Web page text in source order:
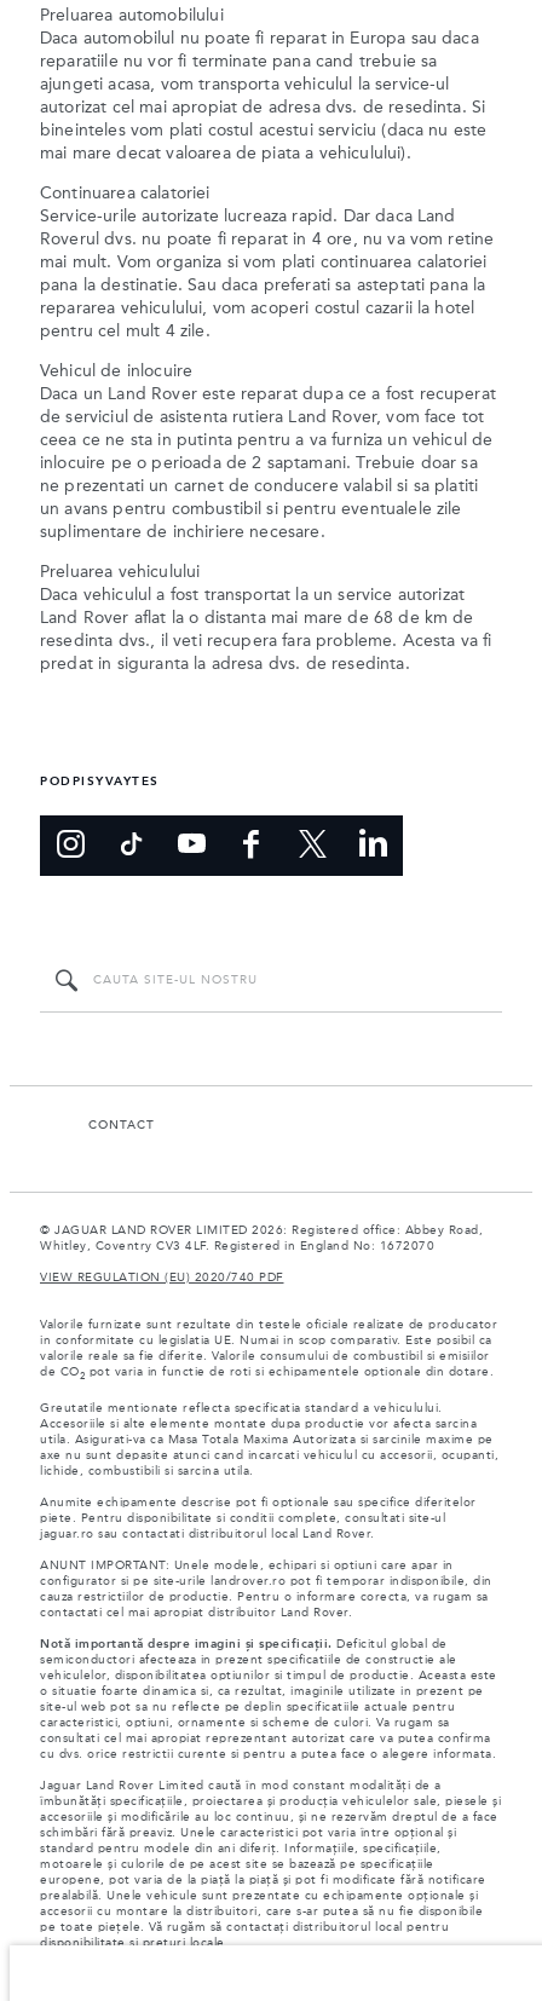
Preluarea automobilului
Daca automobilul nu poate fi reparat in Europa sau daca
reparatiile nu vor fi terminate pana cand trebuie sa
ajungeti acasa, vom transporta vehiculul la service-ul
autorizat cel mai apropiat de adresa dvs. de resedinta. Si
bineinteles vom plati costul acestui serviciu (daca nu este
mai mare decat valoarea de piata a vehiculului).
Continuarea calatoriei
Service-urile autorizate lucreaza rapid. Dar daca Land
Roverul dvs. nu poate fi reparat in 4 ore, nu va vom retine
mai mult. Vom organiza si vom plati continuarea calatoriei
pana la destinatie. Sau daca preferati sa asteptati pana la
repararea vehiculului, vom acoperi costul cazarii la hotel
pentru cel mult 4 zile.
Vehicul de inlocuire
Daca un Land Rover este reparat dupa ce a fost recuperat
de serviciul de asistenta rutiera Land Rover, vom face tot
ceea ce ne sta in putinta pentru a va furniza un vehicul de
inlocuire pe o perioada de 2 saptamani. Trebuie doar sa
ne prezentati un carnet de conducere valabil si sa platiti
un avans pentru combustibil si pentru eventualele zile
suplimentare de inchiriere necesare.
Preluarea vehiculului
Daca vehiculul a fost transportat la un service autorizat
Land Rover aflat la o distanta mai mare de 68 de km de
resedinta dvs., il veti recupera fara probleme. Acesta va fi
predat in siguranta la adresa dvs. de resedinta.
PODPISYVAYTES
CONTACT
© JAGUAR LAND ROVER LIMITED 2026: Registered office: Abbey Road,
Whitley, Coventry CV3 4LF. Registered in England No: 1672070
VIEW REGULATION (EU) 2020/740 PDF
Valorile furnizate sunt rezultate din testele oficiale realizate de producator
in conformitate cu legislatia UE. Numai in scop comparativ. Este posibil ca
valorile reale sa fie diferite. Valorile consumului de combustibil si emisiilor
de CO2 pot varia in functie de roti si echipamentele optionale din dotare.
Greutatile mentionate reflecta specificatia standard a vehiculului.
Accesoriile si alte elemente montate dupa productie vor afecta sarcina
utila. Asigurati-va ca Masa Totala Maxima Autorizata si sarcinile maxime pe
axe nu sunt depasite atunci cand incarcati vehiculul cu accesorii, ocupanti,
lichide, combustibili si sarcina utila.
Anumite echipamente descrise pot fi optionale sau specifice diferitelor
piete. Pentru disponibilitate si conditii complete, consultati site-ul
jaguar.ro sau contactati distribuitorul local Land Rover.
ANUNT IMPORTANT: Unele modele, echipari si optiuni care apar in
configurator si pe site-urile landrover.ro pot fi temporar indisponibile, din
cauza restrictiilor de productie. Pentru o informare corecta, va rugam sa
contactati cel mai apropiat distribuitor Land Rover.
Notă importantă despre imagini și specificații. Deficitul global de
semiconductori afecteaza in prezent specificatiile de constructie ale
vehiculelor, disponibilitatea optiunilor si timpul de productie. Aceasta este
o situatie foarte dinamica si, ca rezultat, imaginile utilizate in prezent pe
site-ul web pot sa nu reflecte pe deplin specificatiile actuale pentru
caracteristici, optiuni, ornamente si scheme de culori. Va rugam sa
consultati cel mai apropiat reprezentant autorizat care va putea confirma
cu dvs. orice restrictii curente si pentru a putea face o alegere informata.
Jaguar Land Rover Limited caută în mod constant modalități de a
îmbunătăți specificațiile, proiectarea și producția vehiculelor sale, piesele și
accesoriile și modificările au loc continuu, și ne rezervăm dreptul de a face
schimbări fără preaviz. Unele caracteristici pot varia între opțional și
standard pentru modele din ani diferiț. Informațiile, specificațiile,
motoarele și culorile de pe acest site se bazează pe specificațiile
europene, pot varia de la piață la piață și pot fi modificate fără notificare
prealabilă. Unele vehicule sunt prezentate cu echipamente opționale și
accesorii cu montare la distribuitori, care s-ar putea să nu fie disponibile
pe toate piețele. Vă rugăm să contactați distribuitorul local pentru
disponibilitate și prețuri locale.